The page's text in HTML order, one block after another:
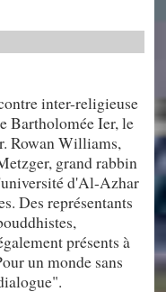
inter-religieuse
Bartholomée Ier, le
Rowan Williams,
grand rabbin
d'Al-Azhar
Des représentants
présents à
un monde sans